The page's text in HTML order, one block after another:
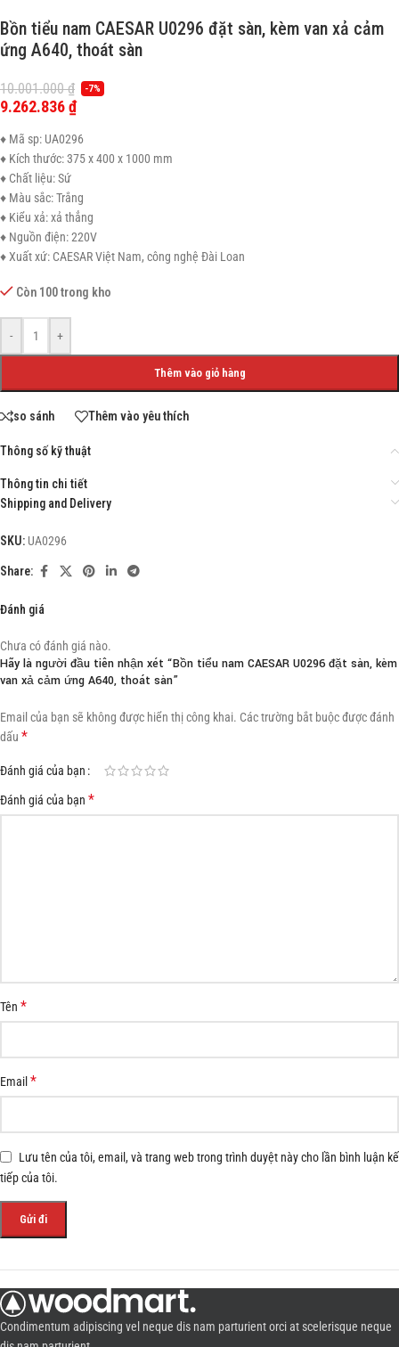
Bồn tiểu nam CAESAR U0296 đặt sàn, kèm van xả cảm
ứng A640, thoát sàn
10.001.000₫ -7%
9.262.836₫
♦ Mã sp: UA0296
♦ Kích thước: 375 x 400 x 1000 mm
♦ Chất liệu: Sứ
♦ Màu sắc: Trắng
♦ Kiểu xả: xả thẳng
♦ Nguồn điện: 220V
♦ Xuất xứ: CAESAR Việt Nam, công nghệ Đài Loan
Còn 100 trong kho
- +
Thêm vào giỏ hàng
so sánh Thêm vào yêu thích
Thông số kỹ thuật
Thông tin chi tiết
Shipping and Delivery
SKU: UA0296
Share:
Đánh giá
Chưa có đánh giá nào.
Hãy là người đầu tiên nhận xét “Bồn tiểu nam CAESAR U0296 đặt sàn, kèm
van xả cảm ứng A640, thoát sàn”
Email của bạn sẽ không được hiển thị công khai. Các trường bắt buộc được đánh
dấu *
Đánh giá của bạn
Đánh giá của bạn *
Tên *
Email*
Lưu tên của tôi, email, và trang web trong trình duyệt này cho lần bình luận kế
tiếp của tôi.
Condimentum adipiscing vel neque dis nam parturient orci at scelerisque neque